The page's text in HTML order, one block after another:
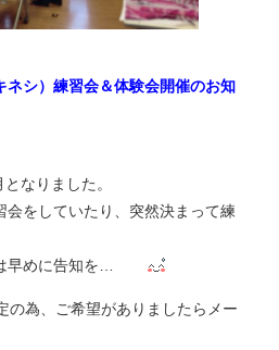
ネシ）練習会＆体験会開催のお知
なりました。
会をしていたり、突然決まって練
は早めに告知を…
の為、ご希望がありましたらメー